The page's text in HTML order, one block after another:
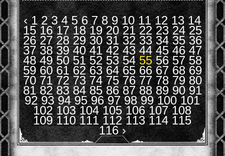
‹ 1 2 3 4 5 6 7 8 9 10 11 12 13 14
15 16 17 18 19 20 21 22 23 24 25
26 27 28 29 30 31 32 33 34 35 36
37 38 39 40 41 42 43 44 45 46 47
48 49 50 51 52 53 54 55 56 57 58
59 60 61 62 63 64 65 66 67 68 69
70 71 72 73 74 75 76 77 78 79 80
81 82 83 84 85 86 87 88 89 90 91
92 93 94 95 96 97 98 99 100 101
102 103 104 105 106 107 108
109 110 111 112 113 114 115
116 ›